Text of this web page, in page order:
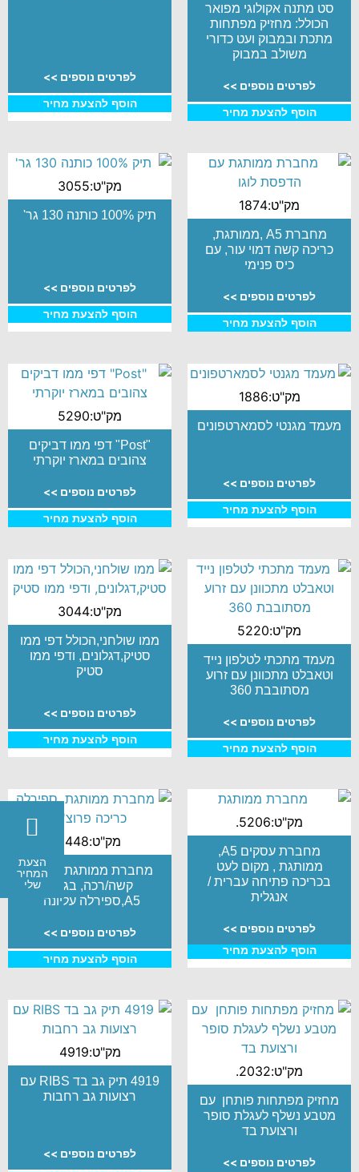
סט מתנה אקולוגי מפואר
הכולל: מחזיק מפתחות
מתכת ובמבוק ועט כדורי
משולב במבוק
לפרטים נוספים >>
הוסף להצעת מחיר
לפרטים נוספים >>
הוסף להצעת מחיר
מק"ט:1874
מחברת A5 ,ממותגת,
כריכה קשה דמוי עור, עם
כיס פנימי
לפרטים נוספים >>
הוסף להצעת מחיר
מק"ט:3055
תיק 100% כותנה 130 גר'
לפרטים נוספים >>
הוסף להצעת מחיר
מק"ט:1886
מעמד מגנטי לסמארטפונים
לפרטים נוספים >>
הוסף להצעת מחיר
מק"ט:5290
"Post" דפי ממו דביקים
צהובים במארז יוקרתי
לפרטים נוספים >>
הוסף להצעת מחיר
מק"ט:5220
מעמד מתכתי לטלפון נייד
וטאבלט מתכוונן עם זרוע
מסתובבת 360
לפרטים נוספים >>
הוסף להצעת מחיר
מק"ט:3044
ממו שולחני,הכולל דפי ממו
סטיק,דגלונים, ודפי ממו
סטיק
לפרטים נוספים >>
הוסף להצעת מחיר
מק"ט:5206.
מחברת עסקים A5,
ממותגת , מקום לעט
בכריכה פתיחה עברית /
אנגלית
לפרטים נוספים >>
הוסף להצעת מחיר
מק"ט:1448
מחברת ממותגת ,כריכה
קשה/רכה, בגודל
A5,ספירלה עליונה
לפרטים נוספים >>
הוסף להצעת מחיר
מק"ט:2032.
מחזיק מפתחות פותחן עם
מטבע נשלף לעגלת סופר
ורצועת בד
לפרטים נוספים >>
מק"ט:4919
4919 תיק גב בד RIBS עם
רצועות גב רחבות
לפרטים נוספים >>
הצעת
המחיר
שלי